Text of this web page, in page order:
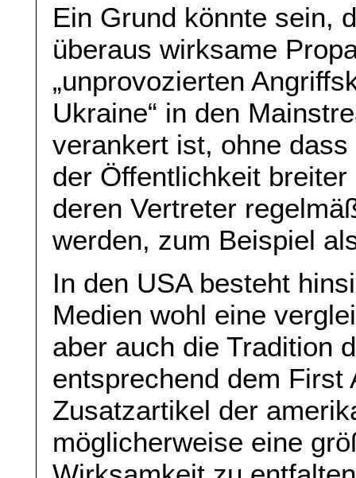
Ein Grund könnte sein,
überaus wirksame
„unprovozierten
Ukraine“ in den
verankert ist, ohne
der Öffentlichkeit
deren Vertreter
werden, zum Beispiel
In den USA besteht
Medien wohl eine
aber auch die Tradition
entsprechend dem First
Zusatzartikel der
möglicherweise eine